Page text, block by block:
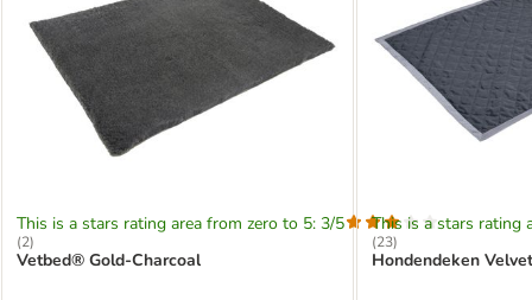
This is a stars rating area from zero to 5: 3/5
(2)
Vetbed® Gold-Charcoal
This is a stars rating
(23)
Hondendeken